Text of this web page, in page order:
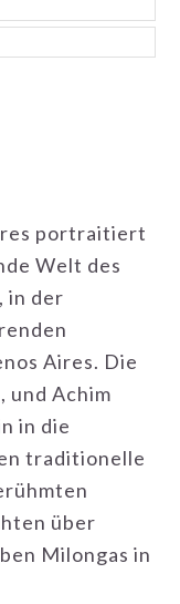
portraitiert
Welt des
in der
Aires. Die
und Achim
in die
traditionelle
über
Milongas in